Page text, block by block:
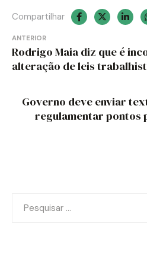
Compartilhar
Navegação
de
Post
ANTERIOR
Rodrigo Maia diz que é
alteração de leis
Governo deve enviar
regulamentar pontos
por: